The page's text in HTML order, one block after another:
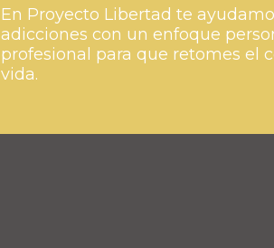
En Proyecto Libertad te
adicciones con un enfoque
profesional para que retomes el
vida.